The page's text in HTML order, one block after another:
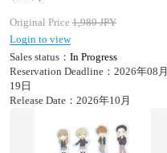
Original Price 1,980JPY
Login to view
Sales status： In Progress
Reservation Deadline：2026年08月
19日
Release Date：2026年10月